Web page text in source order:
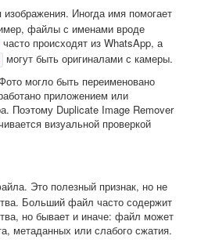
изображения. Иногда имя помогает
файлы с именами вроде
часто происходят из WhatsApp, а
могут быть оригиналами с камеры.
могло быть переименовано
приложением или
Поэтому Duplicate Image Remover
визуальной проверкой
Это полезный признак, но не
Больший файл часто содержит
но бывает и иначе: файл может
метаданных или слабого сжатия.